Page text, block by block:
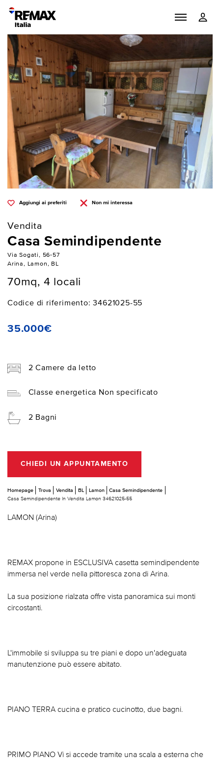
Aggiungi ai preferiti Non mi interessa
Vendita
Casa Semindipendente
Via Sogati, 56-57
Arina, Lamon, BL
70mq, 4 locali
Codice di riferimento: 34621025-55
35.000€
2 Camere da letto
Classe energetica Non specificato
2 Bagni
CHIEDI UN APPUNTAMENTO
Homepage Trova Vendita BL Lamon
Casa Semindipendente
Casa Semindipendente In Vendita Lamon 34621025-55
LAMON (Arina)
REMAX propone in ESCLUSIVA casetta semindipendente
immersa nel verde nella pittoresca zona di Arina.
La sua posizione rialzata offre vista panoramica sui monti
circostanti.
L'immobile si sviluppa su tre piani e dopo un'adeguata
manutenzione può essere abitato.
PIANO TERRA cucina e pratico cucinotto, due bagni.
PRIMO PIANO Vi si accede tramite una scala a esterna che